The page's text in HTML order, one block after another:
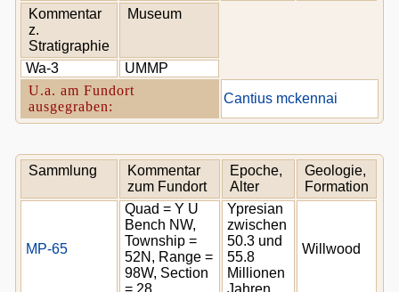
Kommentar
z.
Stratigraphie
Museum
Wa-3
UMMP
U.a. am Fundort
ausgegraben:
Cantius mckennai
Sammlung
Kommentar
zum Fundort
Epoche,
Alter
Geologie,
Formation
MP-65
Quad = Y U
Bench NW,
Township =
52N, Range =
98W, Section
= 28
Ypresian
zwischen
50.3 und
55.8
Millionen
Jahren
Willwood